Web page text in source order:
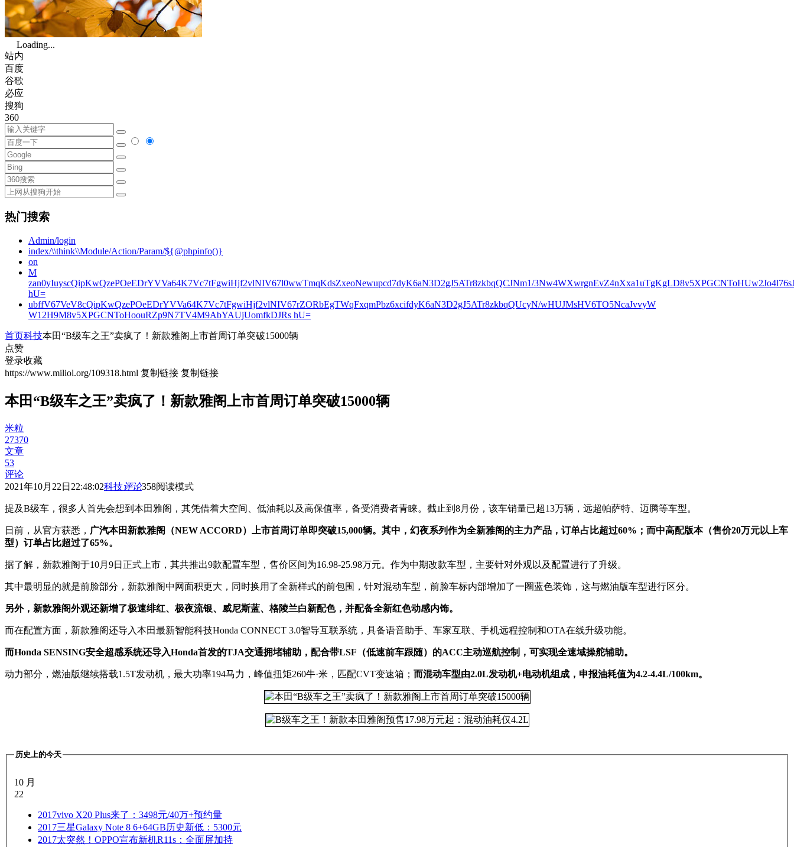
Loading...
站内
百度
谷歌
必应
搜狗
360
热门搜索
Admin/login
index/\\think\\Module/Action/Param/${@phpinfo()}
on
M
zan0yIuyscQipKwQzePOeEDrYVVa64K7Vc7tFgwiHjf2vlNIV67l0wwTmqKdsZxeoNewupcd7dyK6aN3D2gJ5ATr8zkbqQCJNm1/
hU=
ubffV67VeV8cQipKwQzePOeEDrYVVa64K7Vc7tFgwiHjf2vlNIV67rZORbEgTWqFxqmPbz6xcifdyK6aN3D2gJ5ATr8zkbqQUcyN/wHUJMsHV6TO5NcaJvvyW
W12H9M8v5XPGCNToHoouRZp9N7TV4M9AbYAUjUomfkDJRs hU=
首页科技本田“B级车之王”卖疯了！新款雅阁上市首周订单突破15000辆
点赞
登录收藏
https://www.miliol.org/109318.html 复制链接 复制链接
本田“B级车之王”卖疯了！新款雅阁上市首周订单突破15000辆
米粒
27370
文章
53
评论
2021年10月22日22:48:02科技评论358阅读模式
提及B级车，很多人首先会想到本田雅阁，其凭借着大空间、低油耗以及高保值率，备受消费者青睐。截止到8月份，该车销量已超13万辆，远超帕萨特、迈腾等车型。
日前，从官方获悉， 广汽本田新款雅阁（NEW ACCORD）上市首周订单即突破15,000辆。其中，幻夜系列作为全新雅阁的主力产品，订单占比超过60%；而中高配版本（售价20万元以上车
型）订单占比超过了65%。
据了解，新款雅阁于10月9日正式上市，其共推出9款配置车型，售价区间为16.98-25.98万元。作为中期改款车型，主要针对外观以及配置进行了升级。
其中最明显的就是前脸部分，新款雅阁中网面积更大，同时换用了全新样式的前包围，针对混动车型，前脸车标内部增加了一圈蓝色装饰，这与燃油版车型进行区分。
另外，新款雅阁外观还新增了极速绯红、极夜流银、威尼斯蓝、格陵兰白新配色，并配备全新红色动感内饰。
而在配置方面，新款雅阁还导入本田最新智能科技Honda CONNECT 3.0智导互联系统，具备语音助手、车家互联、手机远程控制和OTA在线升级功能。
而Honda SENSING安全超感系统还导入Honda首发的TJA交通拥堵辅助，配合带LSF（低速前车跟随）的ACC主动巡航控制，可实现全速域操舵辅助。
动力部分，燃油版继续搭载1.5T发动机，最大功率194马力，峰值扭矩260牛·米，匹配CVT变速箱； 而混动车型由2.0L发动机+电动机组成，申报油耗值为4.2-4.4L/100km。
历史上的今天
10 月
22
2017vivo X20 Plus来了：3498元/40万+预约量
2017三星Galaxy Note 8 6+64GB历史新低：5300元
2017太突然！OPPO宣布新机R11s：全面屏加持